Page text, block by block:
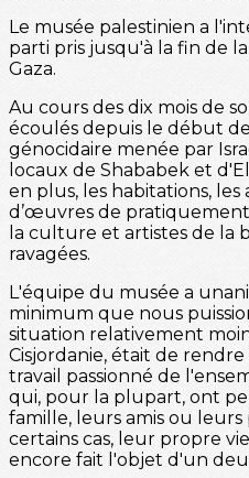
Le musée palestinien a
parti pris jusqu'à la fin de
Gaza.
Au cours des dix mois de
écoulés depuis le début
génocidaire menée par
locaux de Shababek et
en plus, les habitations,
d’œuvres de
la culture et artistes de la
ravagées.
L'équipe du musée a
minimum que nous
situation relativement
Cisjordanie, était de
travail passionné de
qui, pour la plupart, ont
famille, leurs amis ou leurs
certains cas, leur propre
encore fait l'objet d'un